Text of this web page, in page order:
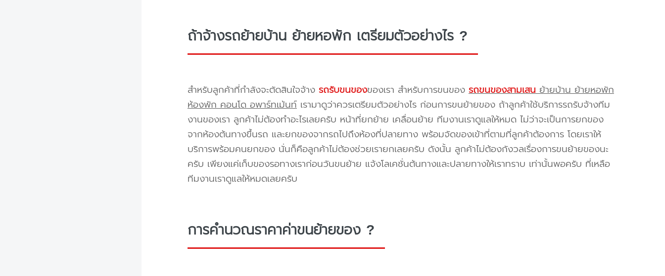
ถ้าจ้างรถย้ายบ้าน ย้ายหอพัก เตรียมตัวอย่างไร ?
สำหรับลูกค้าที่กำลังจะตัดสินใจจ้าง รถรับขนของของเรา สำหรับการขนของ รถขนของสามเสนย้ายบ้าน ย้ายหอพัก
ห้องพัก คอนโด อพาร์ทเม้นท์เรามาดูว่าควรเตรียมตัวอย่างไร ก่อนการขนย้ายของ ถ้าลูกค้าใช้บริการรถรับจ้างทีม
งานของเรา ลูกค้าไม่ต้องทำอะไรเลยครับ หน้าที่ยกย้าย เคลื่อนย้าย ทีมงานเราดูแลให้หมด ไม่ว่าจะเป็นการยกของ
จากห้องต้นทางขึ้นรถ และยกของจากรถไปถึงห้องที่ปลายทาง พร้อมจัดของเข้าที่ตามที่ลูกค้าต้องการ โดยเราให้
บริการพร้อมคนยกของ นั่นก็คือลูกค้าไม่ต้องช่วยเรายกเลยครับ ดังนั้น ลูกค้าไม่ต้องกังวลเรื่องการขนย้ายของนะ
ครับ เพียงแค่เก็บของรอทางเราก่อนวันขนย้าย แจ้งโลเคชั่นต้นทางและปลายทางให้เราทราบ เท่านั้นพอครับ ที่เหลือ
ทีมงานเราดูแลให้หมดเลยครับ
การคำนวณราคาค่าขนย้ายของ ?